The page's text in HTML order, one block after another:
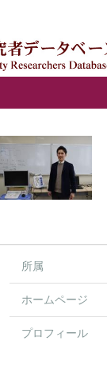
所属
ホームページ
プロフィール